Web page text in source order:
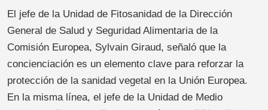
El jefe de la Unidad de Fitosanidad de la Dirección
General de Salud y Seguridad Alimentaria de la
Comisión Europea, Sylvain Giraud, señaló que la
concienciación es un elemento clave para reforzar la
protección de la sanidad vegetal en la Unión Europea.
En la misma línea, el jefe de la Unidad de Medio